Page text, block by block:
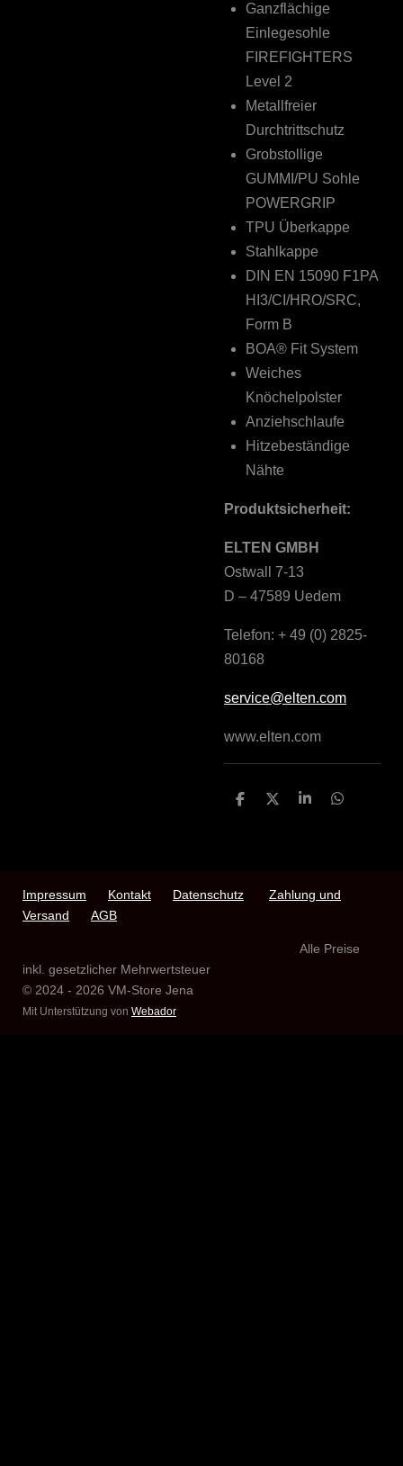
Ganzflächige
Einlegesohle
FIREFIGHTERS
Level 2
Metallfreier
Durchtrittschutz
Grobstollige
GUMMI/PU Sohle
POWERGRIP
TPU Überkappe
Stahlkappe
DIN EN 15090 F1PA
HI3/CI/HRO/SRC,
Form B
BOA® Fit System
Weiches
Knöchelpolster
Anziehschlaufe
Hitzebeständige
Nähte
Produktsicherheit:
ELTEN GMBH
Ostwall 7-13
D – 47589 Uedem
Telefon: + 49 (0) 2825-
80168
service@elten.com
www.elten.com
T
T
T
T
Impressum
Kontakt Datenschutz
Zahlung und
Versand
AGB
Alle Preise
inkl. gesetzlicher Mehrwertsteuer
© 2024 - 2026 VM-Store Jena
Mit Unterstützung von Webador